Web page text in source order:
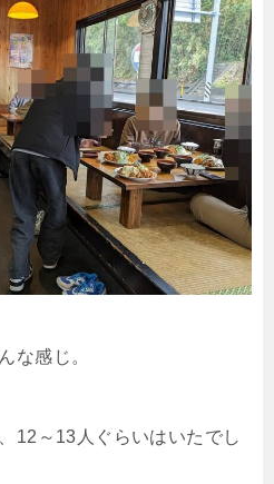
な感じ。
12～13人ぐらいはいたでし